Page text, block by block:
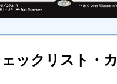
ックリスト・